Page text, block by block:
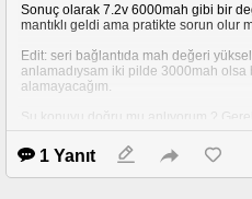
orijinalinden farklı renkte bir direnç
anahtarı açar açmaz oda patladı,
: kırmızı - siyah - kahve - altın
Sonuç olarak 7.2v 6000mah gibi bir
mantıklı geldi ama pratikte sorun olur
Edit: seri bağlantıda mah değeri
anlamadıysam iki pilde 3000mah
alamayacağım.
seri bağlamam gerekiyor ama sadece
diğer pilin gücü voltaj'a gidiyor yani
sağlamak için kullanamıyoruz.
1 Yanıt